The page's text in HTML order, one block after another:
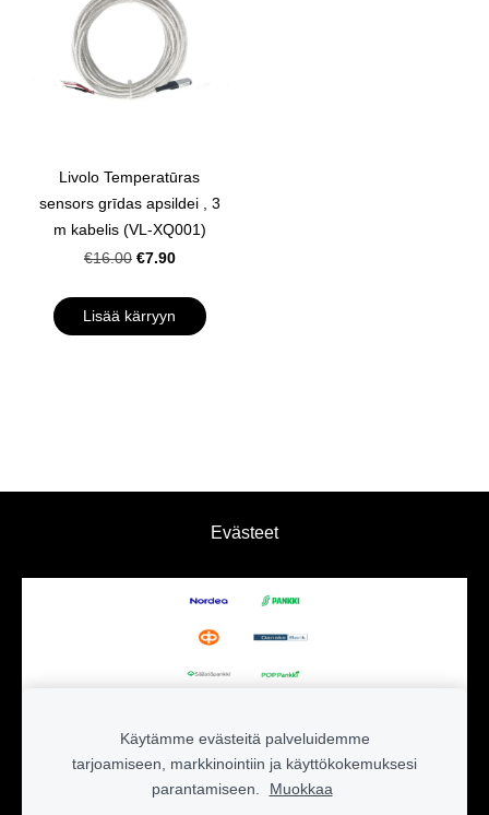
Livolo Temperatūras
sensors grīdas apsildei , 3
m kabelis (VL-XQ001)
€16.00 €7.90
Lisää kärryyn
Evästeet
Käytämme evästeitä palveluidemme
tarjoamiseen, markkinointiin ja käyttökokemuksesi
parantamiseen.
Muokkaa